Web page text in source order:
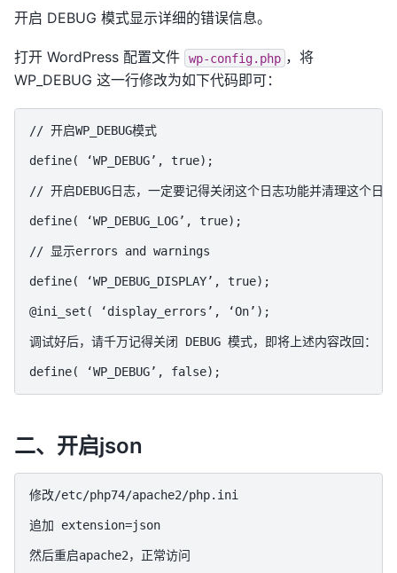
开启 DEBUG 模式显示详细的错误信息。
打开 WordPress 配置文件 wp-config.php ，将
WP_DEBUG 这一行修改为如下代码即可：
// 开启WP_DEBUG模式
define( ‘WP_DEBUG’, true);
// 开启DEBUG日志，一定要记得关闭这个日志功能并清理这
define( ‘WP_DEBUG_LOG’, true);
// 显示errors and warnings
define( ‘WP_DEBUG_DISPLAY’, true);
@ini_set( ‘display_errors’, ‘On’);
调试好后，请千万记得关闭 DEBUG 模式，即将上述内容改回：
二、开启json
修改/etc/php74/apache2/php.ini
追加 extension=json